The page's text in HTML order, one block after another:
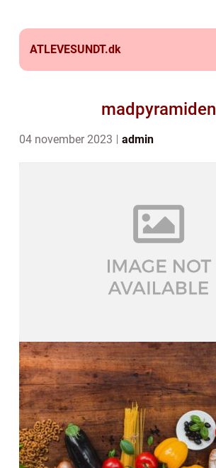
ATLEVESUNDT.dk
madpyramiden
04 november 2023 admin